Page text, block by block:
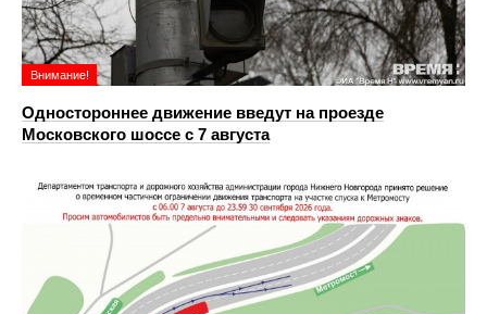
Внимание!
Одностороннее движение введут на проезде
Московского шоссе с 7 августа